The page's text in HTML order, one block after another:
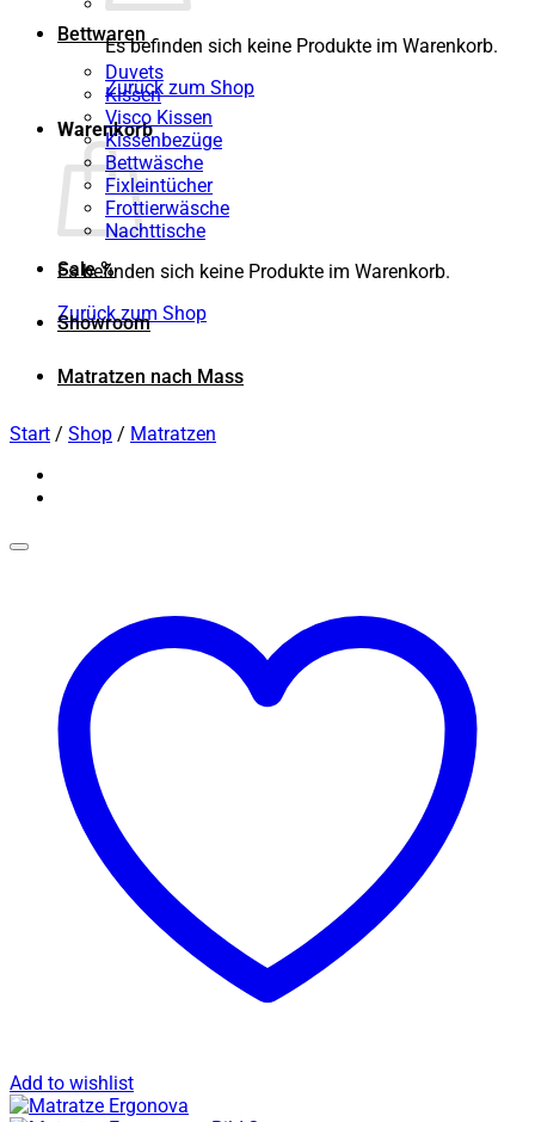
Es befinden sich keine Produkte im Warenkorb.
Zurück zum Shop
Warenkorb
Es befinden sich keine Produkte im Warenkorb.
Zurück zum Shop
Bettwaren
Duvets
Kissen
Visco Kissen
Kissenbezüge
Bettwäsche
Fixleintücher
Frottierwäsche
Nachttische
Sale %
Showroom
Matratzen nach Mass
Start / Shop / Matratzen
Add to wishlist